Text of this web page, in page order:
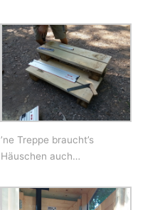
’ne Treppe braucht’s
Häuschen auch…